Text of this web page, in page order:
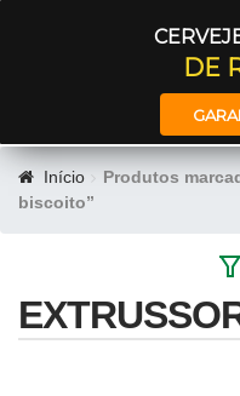
DE
Início
Produtos
biscoito”